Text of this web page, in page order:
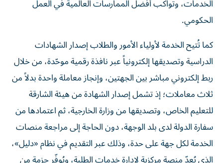
الخدمات، وتواكب أفضل الممارسات العالمية في العمل
الحكومي.
كما تُتيح الخدمة لأولياء الأمور والطلاب إصدار الشهادات
الدراسية وتصديقها إلكترونياً عبر نافذة رقمية موحّدة، من خلال
ربط إلكتروني مباشر بين الجهتين، وإنجاز معاملة واحدة بدلاً من
ثلاث معاملات؛ إذ تشمل إصدار الشهادة من هيئة الشارقة
للتعليم الخاص، وتصديقها من وزارة الخارجية، ثم اعتمادها من
سفارة الدولة لدى بلد الوجهة، دون الحاجة إلى مراجعة منصات
الخدمة لكل جهة على حدة، وذلك عبر التقديم في نظام «دليل»،